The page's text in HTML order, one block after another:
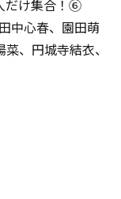
だけ集合！⑥
中心春、園田萌
、円城寺結衣、